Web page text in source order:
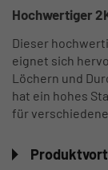
Hochwertiger
Dieser
eignet sich
Löchern und
hat ein hohes
für